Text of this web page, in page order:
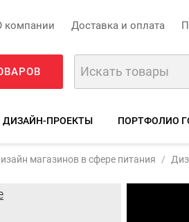
компании Доставка и оплата
ДИЗАЙН-ПРОЕКТЫ ПОРТФОЛИО
магазинов в сфере питания